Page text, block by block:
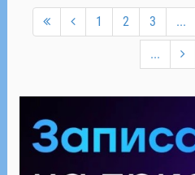
1 2 3 ...
...